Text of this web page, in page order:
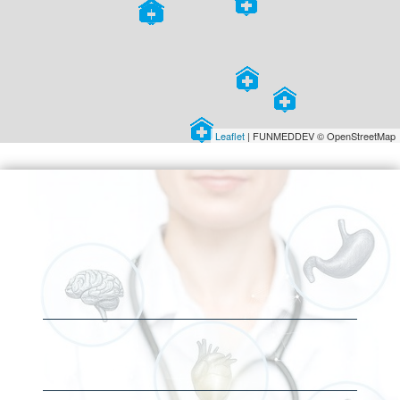
Leaflet | FUNMEDDEV © OpenStreetMap